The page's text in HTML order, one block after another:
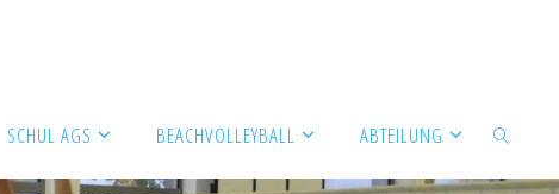
SCHUL AGS BEACHVOLLEYBALL ABTEILUNG